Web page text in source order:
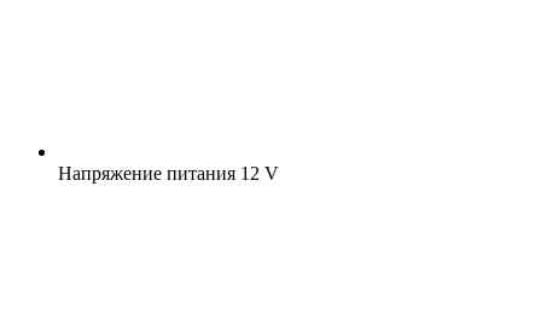
Напряжение питания 12 V